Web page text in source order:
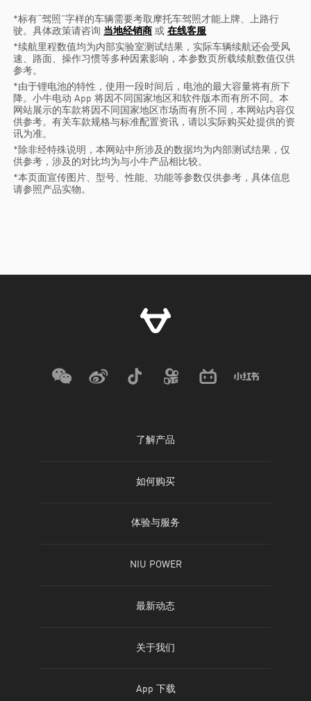
*标有“驾照”字样的车辆需要考取摩托车驾照才能上牌、上路行
驶。具体政策请咨询 当地经销商 或在线客服
*续航里程数值均为内部实验室测试结果，实际车辆续航还会受风
速、路面、操作习惯等多种因素影响，本参数页所载续航数值仅供
参考。
*由于锂电池的特性，使用一段时间后，电池的最大容量将有所下
降。小牛电动 App 将因不同国家地区和软件版本而有所不同。本
网站展示的车款将因不同国家地区市场而有所不同，本网站内容仅
供参考。有关车款规格与标准配置资讯，请以实际购买处提供的资
讯为准。
*除非经特殊说明，本网站中所涉及的数据均为内部测试结果，仅
供参考，涉及的对比均为与小牛产品相比较。
*本页面宣传图片、型号、性能、功能等参数仅供参考，具体信息
请参照产品实物。
了解产品
电动自行车
全部车型
车型对比
如何购买
线下门店
体验与服务
查询体验店
NIU POWER
精彩生活
最新动态
新闻动态
关于我们
公司简介
App 下载